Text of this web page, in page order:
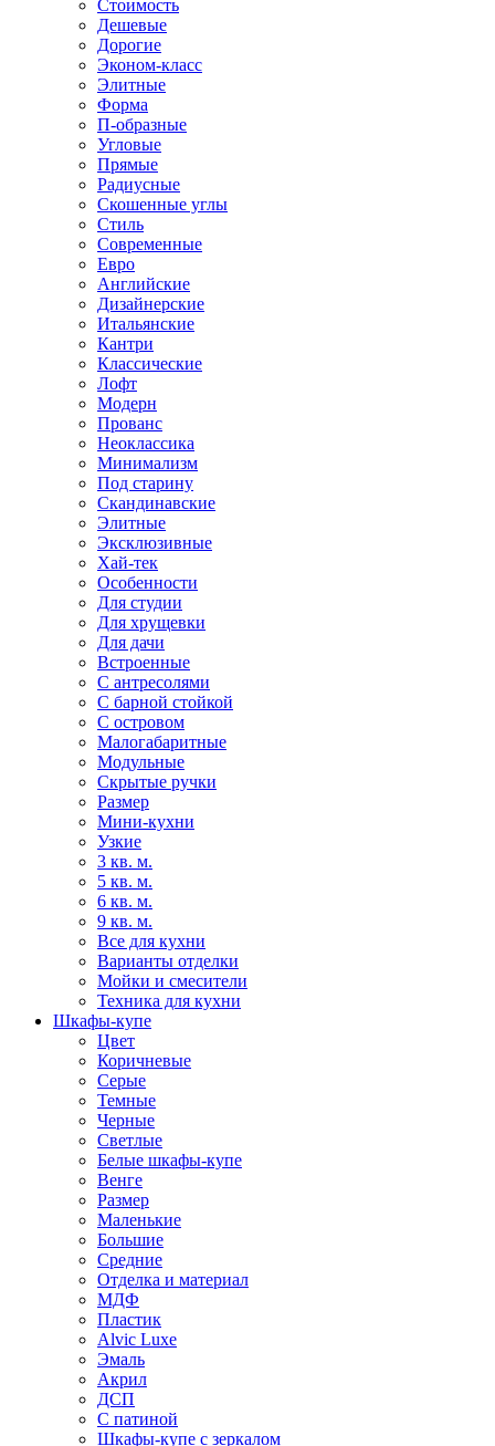
Стоимость
Дешевые
Дорогие
Эконом-класс
Элитные
Форма
П-образные
Угловые
Прямые
Радиусные
Скошенные углы
Стиль
Современные
Евро
Английские
Дизайнерские
Итальянские
Кантри
Классические
Лофт
Модерн
Прованс
Неоклассика
Минимализм
Под старину
Скандинавские
Элитные
Эксклюзивные
Хай-тек
Особенности
Для студии
Для хрущевки
Для дачи
Встроенные
С антресолями
С барной стойкой
С островом
Малогабаритные
Модульные
Скрытые ручки
Размер
Мини-кухни
Узкие
3 кв. м.
5 кв. м.
6 кв. м.
9 кв. м.
Все для кухни
Варианты отделки
Мойки и смесители
Техника для кухни
Шкафы-купе
Цвет
Коричневые
Серые
Темные
Черные
Светлые
Белые шкафы-купе
Венге
Размер
Маленькие
Большие
Средние
Отделка и материал
МДФ
Пластик
Alvic Luxe
Эмаль
Акрил
ДСП
С патиной
Шкафы-купе с зеркалом